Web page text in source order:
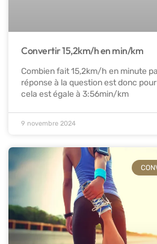
Convertir 15,2km/h en min/km
Combien fait 15,2km/h en minute
réponse à la question est donc
cela est égale à 3:56min/km
9 novembre 2024